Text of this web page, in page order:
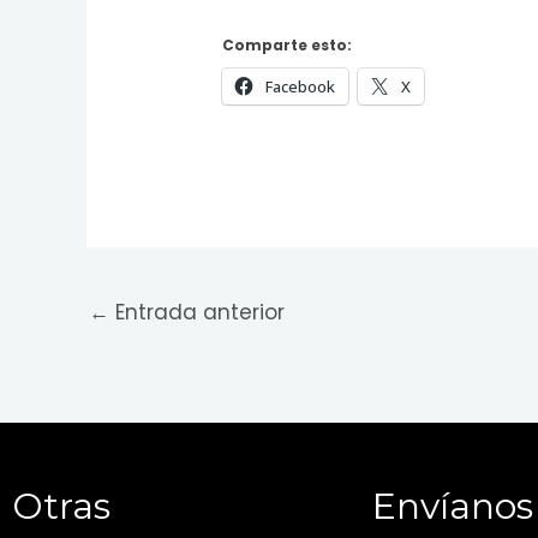
Comparte esto:
Facebook X
← Entrada anterior
Otras
Envíanos